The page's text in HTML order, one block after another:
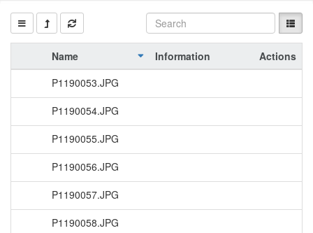
Name Information
Actions
P1190053.JPG
P1190054.JPG
P1190055.JPG
P1190056.JPG
P1190057.JPG
P1190058.JPG